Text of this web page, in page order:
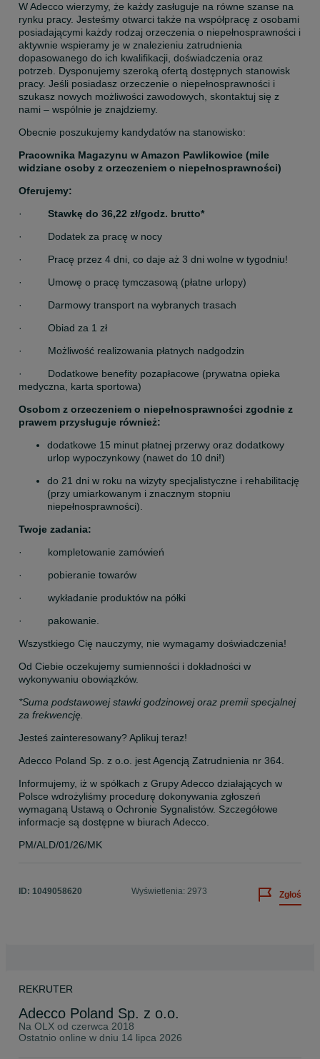
W Adecco wierzymy, że każdy zasługuje na równe szanse na
rynku pracy. Jesteśmy otwarci także na współpracę z osobami
posiadającymi każdy rodzaj orzeczenia o niepełnosprawności i
aktywnie wspieramy je w znalezieniu zatrudnienia
dopasowanego do ich kwalifikacji, doświadczenia oraz
potrzeb. Dysponujemy szeroką ofertą dostępnych stanowisk
pracy. Jeśli posiadasz orzeczenie o niepełnosprawności i
szukasz nowych możliwości zawodowych, skontaktuj się z
nami – wspólnie je znajdziemy.
Obecnie poszukujemy kandydatów na stanowisko:
Pracownika Magazynu w Amazon Pawlikowice (mile
widziane osoby z orzeczeniem o niepełnosprawności)
Oferujemy:
· Stawkę do 36,22 zł/godz. brutto*
·         Dodatek za pracę w nocy
·         Pracę przez 4 dni, co daje aż 3 dni wolne w tygodniu!
·         Umowę o pracę tymczasową (płatne urlopy)
·         Darmowy transport na wybranych trasach
·         Obiad za 1 zł
·         Możliwość realizowania płatnych nadgodzin
·         Dodatkowe benefity pozapłacowe (prywatna opieka
medyczna, karta sportowa)
Osobom z orzeczeniem o niepełnosprawności zgodnie z
prawem przysługuje również:
dodatkowe 15 minut płatnej przerwy oraz dodatkowy
urlop wypoczynkowy (nawet do 10 dni!)
do 21 dni w roku na wizyty specjalistyczne i rehabilitację
(przy umiarkowanym i znacznym stopniu
niepełnosprawności).
Twoje zadania:
·         kompletowanie zamówień
·         pobieranie towarów
·         wykładanie produktów na półki
·         pakowanie.
Wszystkiego Cię nauczymy, nie wymagamy doświadczenia!
Od Ciebie oczekujemy sumienności i dokładności w
wykonywaniu obowiązków.
*Suma podstawowej stawki godzinowej oraz premii specjalnej
za frekwencję.
Jesteś zainteresowany? Aplikuj teraz!
Adecco Poland Sp. z o.o. jest Agencją Zatrudnienia nr 364.
Informujemy, iż w spółkach z Grupy Adecco działających w
Polsce wdrożyliśmy procedurę dokonywania zgłoszeń
wymaganą Ustawą o Ochronie Sygnalistów. Szczegółowe
informacje są dostępne w biurach Adecco.
PM/ALD/01/26/MK
ID: 1049058620 Wyświetlenia: 2973 Zgłoś
REKRUTER
Adecco Poland Sp. z o.o.
Na OLX od czerwca 2018
Ostatnio online w dniu 14 lipca 2026